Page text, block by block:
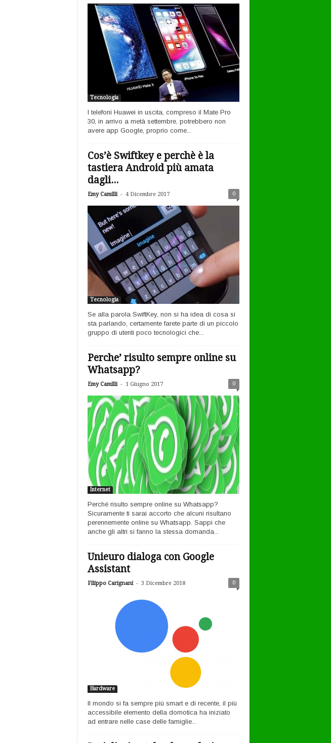
Tecnologia
I telefoni Huawei in uscita, compreso il Mate Pro
30, in arrivo a metà settembre, potrebbero non
avere app Google, proprio come...
Cos’è Swiftkey e perchè è la
tastiera Android più amata
dagli...
Emy Camilli - 4 Dicembre 2017 0
Tecnologia
Se alla parola SwiftKey, non si ha idea di cosa si
sta parlando, certamente farete parte di un piccolo
gruppo di utenti poco tecnologici che...
Perche’ risulto sempre online su
Whatsapp?
Emy Camilli - 1 Giugno 2017 0
Internet
Perché risulto sempre online su Whatsapp?
Sicuramente ti sarai accorto che alcuni risultano
perennemente online su Whatsapp. Sappi che
anche gli altri si fanno la stessa domanda...
Unieuro dialoga con Google
Assistant
Filippo Carignani - 3 Dicembre 2018 0
Hardware
Il mondo si fa sempre più smart e di recente, il più
accessibile elemento della domotica ha iniziato
ad entrare nelle case delle famiglie...